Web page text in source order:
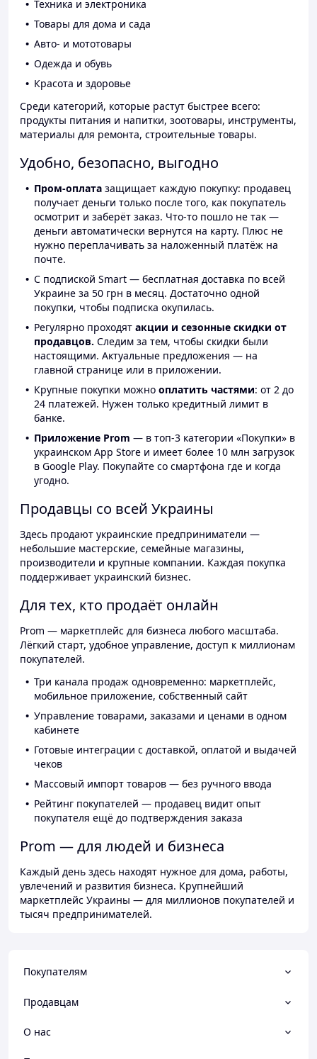
Техника и электроника
Товары для дома и сада
Авто- и мототовары
Одежда и обувь
Красота и здоровье
Среди категорий, которые растут быстрее всего:
продукты питания и напитки, зоотовары, инструменты,
материалы для ремонта, строительные товары.
Удобно, безопасно, выгодно
Пром-оплата защищает каждую покупку: продавец
получает деньги только после того, как покупатель
осмотрит и заберёт заказ. Что-то пошло не так —
деньги автоматически вернутся на карту. Плюс не
нужно переплачивать за наложенный платёж на
почте.
С подпиской Smart — бесплатная доставка по всей
Украине за 50 грн в месяц. Достаточно одной
покупки, чтобы подписка окупилась.
Регулярно проходят акции и сезонные скидки от
продавцов. Следим за тем, чтобы скидки были
настоящими. Актуальные предложения — на
главной странице или в приложении.
Крупные покупки можно оплатить частями: от 2 до
24 платежей. Нужен только кредитный лимит в
банке.
Приложение Prom — в топ-3 категории «Покупки» в
украинском App Store и имеет более 10 млн загрузок
в Google Play. Покупайте со смартфона где и когда
угодно.
Продавцы со всей Украины
Здесь продают украинские предприниматели —
небольшие мастерские, семейные магазины,
производители и крупные компании. Каждая покупка
поддерживает украинский бизнес.
Для тех, кто продаёт онлайн
Prom — маркетплейс для бизнеса любого масштаба.
Лёгкий старт, удобное управление, доступ к миллионам
покупателей.
Три канала продаж одновременно: маркетплейс,
мобильное приложение, собственный сайт
Управление товарами, заказами и ценами в одном
кабинете
Готовые интеграции с доставкой, оплатой и выдачей
чеков
Массовый импорт товаров — без ручного ввода
Рейтинг покупателей — продавец видит опыт
покупателя ещё до подтверждения заказа
Prom — для людей и бизнеса
Каждый день здесь находят нужное для дома, работы,
увлечений и развития бизнеса. Крупнейший
маркетплейс Украины — для миллионов покупателей и
тысяч предпринимателей.
Покупателям
Продавцам
О нас